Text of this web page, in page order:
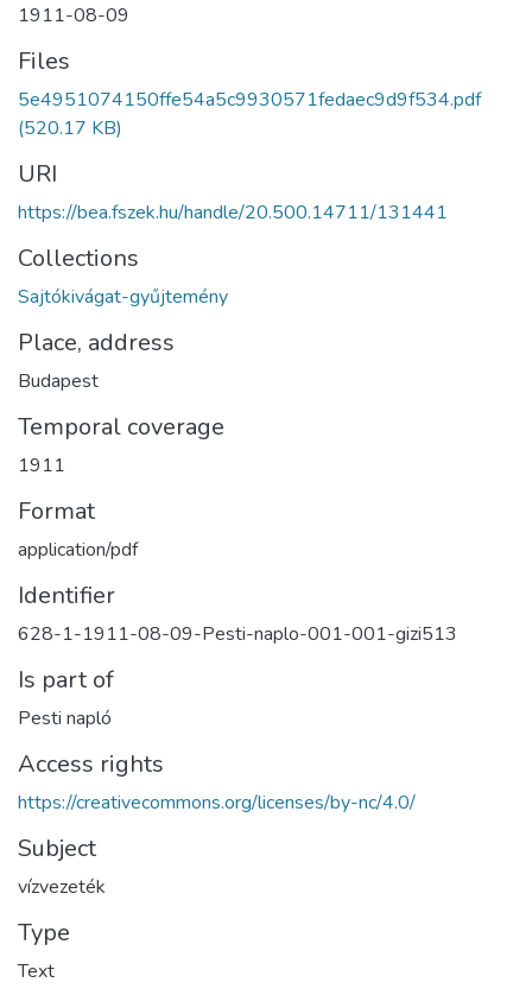
1911-08-09
Files
5e4951074150ffe54a5c9930571fedaec9d9f534.pdf
(520.17 KB)
URI
https://bea.fszek.hu/handle/20.500.14711/131441
Collections
Sajtókivágat-gyűjtemény
Place, address
Budapest
Temporal coverage
1911
Format
application/pdf
Identifier
628-1-1911-08-09-Pesti-naplo-001-001-gizi513
Is part of
Pesti napló
Access rights
https://creativecommons.org/licenses/by-nc/4.0/
Subject
vízvezeték
Type
Text